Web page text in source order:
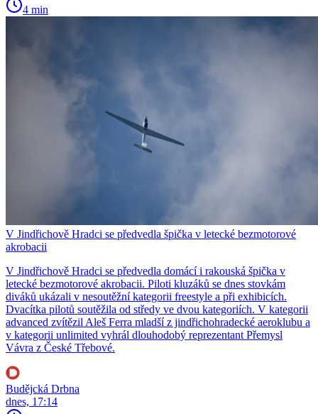
4 min
V Jindřichově Hradci se předvedla špička v letecké bezmotorové
akrobacii
V Jindřichově Hradci se předvedla domácí i rakouská špička v
letecké bezmotorové akrobacii. Piloti kluzáků se dnes stovkám
diváků ukázali v nesoutěžní kategorii freestyle a při exhibicích.
Dvacítka pilotů soutěžila od středy ve dvou kategoriích. V kategorii
advanced zvítězil Aleš Ferra mladší z jindřichohradecké aeroklubu a
v kategorii unlimited vyhrál dlouhodobý reprezentant Přemysl
Vávra z České Třebové.
Budějcká Drbna
dnes, 17:14